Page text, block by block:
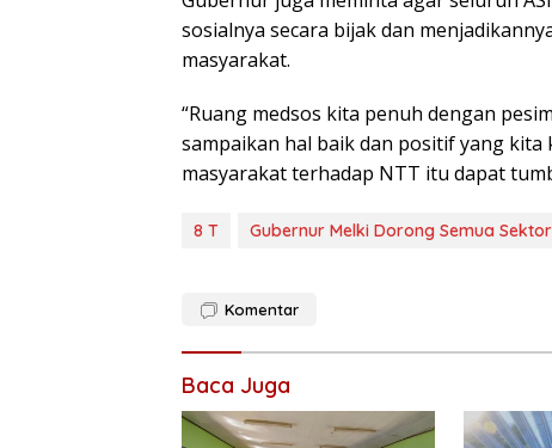
sosialnya secara bijak dan
masyarakat.
“Ruang medsos kita penuh dengan
sampaikan hal baik dan positif yang
masyarakat terhadap NTT itu dapat
8 T Gubernur Melki Dorong Semua
Komentar
Baca Juga